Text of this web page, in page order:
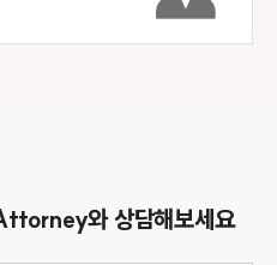
와 상담해보세요